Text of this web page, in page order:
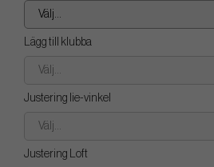
Välj...
Lägg till klubba
Välj...
Justering lie-vinkel
Välj...
Justering Loft